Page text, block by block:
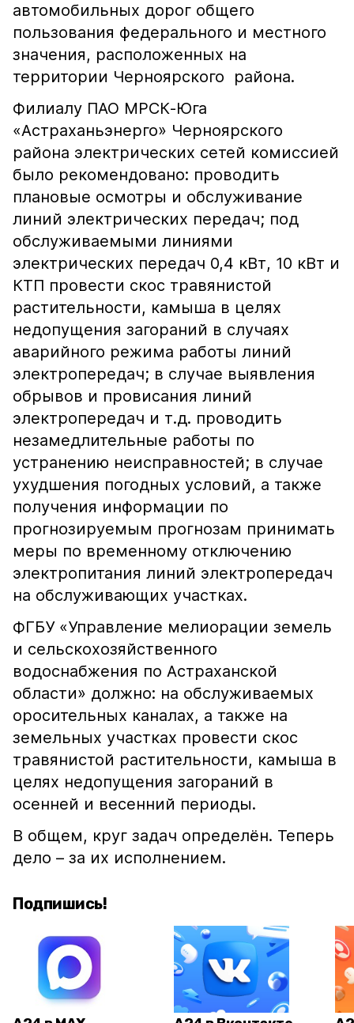
автомобильных дорог общего
пользования федерального и местного
значения, расположенных на
территории Черноярского района.
Филиалу ПАО МРСК-Юга
«Астраханьэнерго» Черноярского
района электрических сетей комиссией
было рекомендовано: проводить
плановые осмотры и обслуживание
линий электрических передач; под
обслуживаемыми линиями
электрических передач 0,4 кВт, 10 кВт и
КТП провести скос травянистой
растительности, камыша в целях
недопущения загораний в случаях
аварийного режима работы линий
электропередач; в случае выявления
обрывов и провисания линий
электропередач и т.д. проводить
незамедлительные работы по
устранению неисправностей; в случае
ухудшения погодных условий, а также
получения информации по
прогнозируемым прогнозам принимать
меры по временному отключению
электропитания линий электропередач
на обслуживающих участках.
ФГБУ «Управление мелиорации земель
и сельскохозяйственного
водоснабжения по Астраханской
области» должно: на обслуживаемых
оросительных каналах, а также на
земельных участках провести скос
травянистой растительности, камыша в
целях недопущения загораний в
осенней и весенний периоды.
В общем, круг задач определён. Теперь
дело – за их исполнением.
Подпишись!